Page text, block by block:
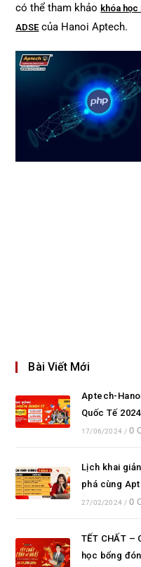
có thể tham khảo khóa học
ADSE của Hanoi Aptech.
Bài Viết Mới
Aptech-
Quốc Tế
17/06/2024 / 0
Lịch khai
phá cùng
27/02/2024 / 0
TẾT CHẤT –
học bổng